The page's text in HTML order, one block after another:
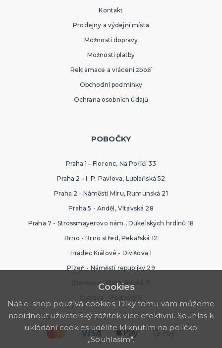
Kontakt
Prodejny a výdejní místa
Možnosti dopravy
Možnosti platby
Reklamace a vrácení zboží
Obchodní podmínky
Ochrana osobních údajů
POBOČKY
Praha 1 - Florenc, Na Poříčí 33
Praha 2 - I. P. Pavlova, Lublaňská 52
Praha 2 - Náměstí Míru, Rumunská 21
Praha 5 - Anděl, Vltavská 28
Praha 7 - Strossmayerovo nám., Dukelských hrdinů 18
Brno - Brno střed, Pekařská 12
Hradec Králové - Divišova 1
Plzeň - Náměstí republiky 29
Olomouc - Ostružnická 31
Ostrava - Poštovní 5
Cookies
Náš e-shop používá cookies. Díky tomu vám můžeme
nabídnout uživatelský zážitek více efektivní. Souhlas k
ukládání cookies udělíte kliknutím na políčko
„Souhlasím".